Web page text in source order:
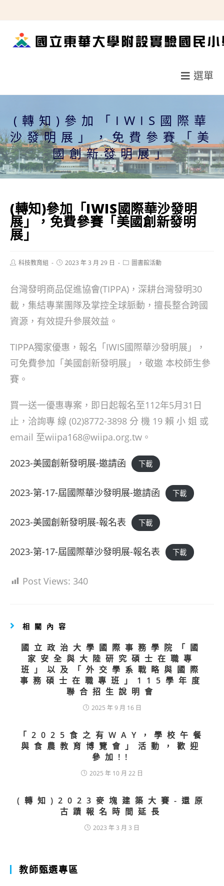
轉
選單
(轉知)參加「IWIS國際華
沙發明展」，免費參賽「美
國創新發明展」
(轉知)參加「IWIS國際華沙發明
展」，免費參賽「美國創新發明
展」
Post科技教育組
Post2023 年 3 月 29 日
Post圖書館活動
台灣發明商品促進協會(TIPPA)，深耕台灣發明30
載，集結專業團隊及掌控全球脈動，擅長整合跨國
資源，有效提升參展效益。
TIPPA獨家優惠，報名「IWIS國際華沙發明展」，
可免費參加「美國創新發明展」，敬邀 本校師生參
賽。
買一送一優惠專案，即日起報名至112年5月31日
止，洽詢專 線 (02)8772-3898 分 機 19 賴 小 姐 或
email 至wiipa168@wiipa.org.tw。
2023-美國創新發明展-邀請函 下載
2023-第-17-屆國際華沙發明展-邀請函 下載
2023-美國創新發明展-報名表 下載
2023-第-17-屆國際華沙發明展-報名表 下載
Post Views: 340
相關內容
國立政治大學國際事務學院「國
家安全與大陸研究碩士在職專
班」以及「外交學系戰略與國際
事務碩士在職專班」115學年度
聯合招生說明會
2025 年 9 月 16 日
「2025食之有WAY，學校午餐
與食農教育博覽會」活動，歡迎
參加!!
2025 年 10 月 22 日
(轉知)2023麥塊建築大賽-還原
古蹟報名時間延長
2023 年 3 月 3 日
教師甄選專區